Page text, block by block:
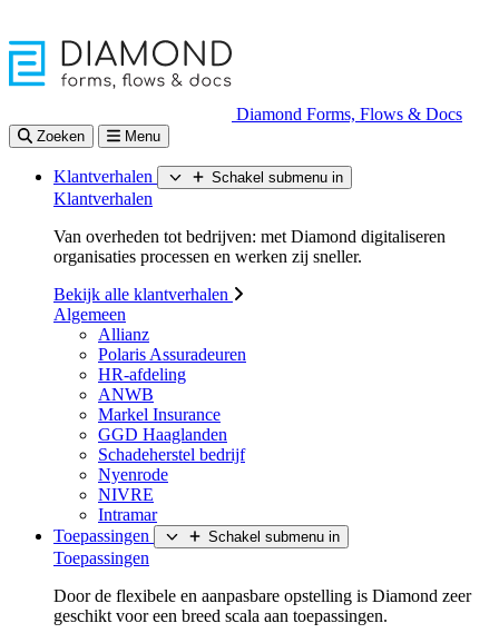
Diamond Forms, Flows & Docs
Zoeken Menu
Klantverhalen Schakel submenu in
Klantverhalen
Van overheden tot bedrijven: met Diamond digitaliseren
organisaties processen en werken zij sneller.
Bekijk alle klantverhalen
Algemeen
Allianz
Polaris Assuradeuren
HR-afdeling
ANWB
Markel Insurance
GGD Haaglanden
Schadeherstel bedrijf
Nyenrode
NIVRE
Intramar
Toepassingen
Schakel submenu in
Toepassingen
Door de flexibele en aanpasbare opstelling is Diamond zeer
geschikt voor een breed scala aan toepassingen.